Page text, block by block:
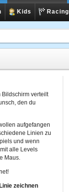
Kids Racing
verteilt
den du
aufgefangen
Linien zu
und wenn
alle Levels
Maus.
zeichnen